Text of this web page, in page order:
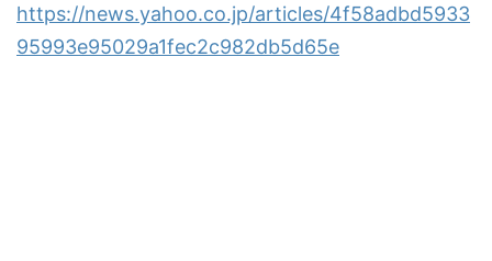
https://news.yahoo.co.jp/articles/4f58adbd5933
95993e95029a1fec2c982db5d65e